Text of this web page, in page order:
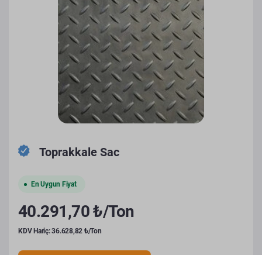
Toprakkale Sac
En Uygun Fiyat
40.291,70 ₺/Ton
KDV Hariç: 36.628,82 ₺/Ton